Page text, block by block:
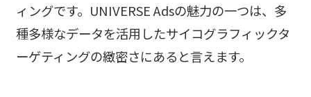
ィングです。UNIVERSE Adsの魅力の一つは、多
種多様なデータを活用したサイコグラフィックタ
ーゲティングの緻密さにあると言えます。